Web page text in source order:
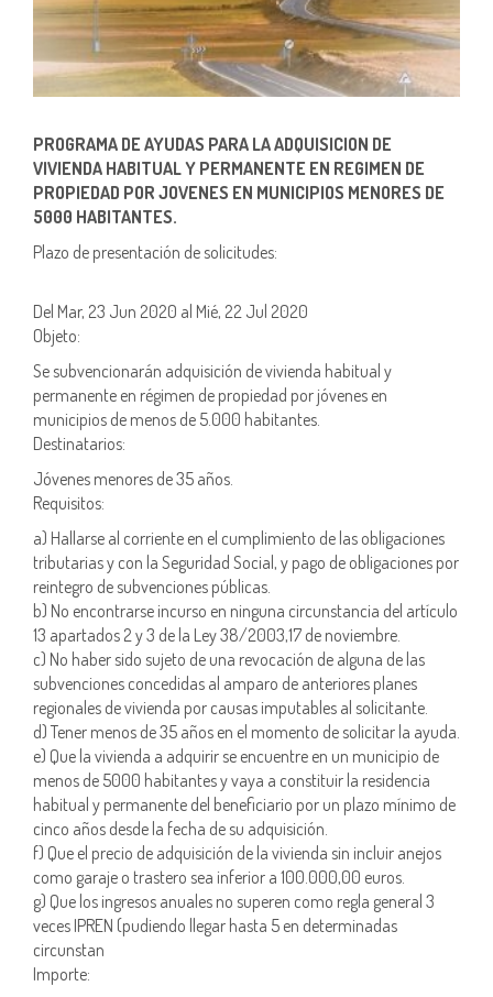
PROGRAMA DE AYUDAS PARA LA ADQUISICION DE
VIVIENDA HABITUAL Y PERMANENTE EN REGIMEN DE
PROPIEDAD POR JOVENES EN MUNICIPIOS MENORES DE
5000 HABITANTES.
Plazo de presentación de solicitudes:
Del Mar, 23 Jun 2020 al Mié, 22 Jul 2020
Objeto:
Se subvencionarán adquisición de vivienda habitual y
permanente en régimen de propiedad por jóvenes en
municipios de menos de 5.000 habitantes.
Destinatarios:
Jóvenes menores de 35 años.
Requisitos:
a) Hallarse al corriente en el cumplimiento de las obligaciones
tributarias y con la Seguridad Social, y pago de obligaciones por
reintegro de subvenciones públicas.
b) No encontrarse incurso en ninguna circunstancia del artículo
13 apartados 2 y 3 de la Ley 38/2003,17 de noviembre.
c) No haber sido sujeto de una revocación de alguna de las
subvenciones concedidas al amparo de anteriores planes
regionales de vivienda por causas imputables al solicitante.
d) Tener menos de 35 años en el momento de solicitar la ayuda.
e) Que la vivienda a adquirir se encuentre en un municipio de
menos de 5000 habitantes y vaya a constituir la residencia
habitual y permanente del beneficiario por un plazo mínimo de
cinco años desde la fecha de su adquisición.
f) Que el precio de adquisición de la vivienda sin incluir anejos
como garaje o trastero sea inferior a 100.000,00 euros.
g) Que los ingresos anuales no superen como regla general 3
veces IPREN (pudiendo llegar hasta 5 en determinadas
circunstan
Importe: